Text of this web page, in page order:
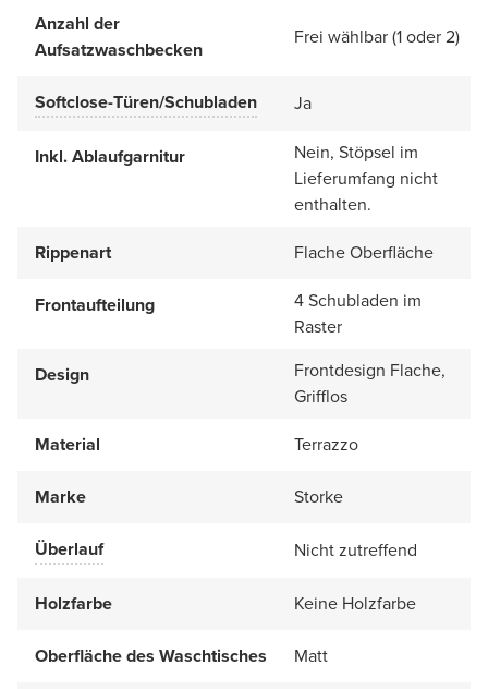
Anzahl der
Aufsatzwaschbecken
Frei wählbar (1 oder 2)
Softclose-Türen/Schubladen Ja
Inkl. Ablaufgarnitur
Nein, Stöpsel im
Lieferumfang nicht
enthalten.
Rippenart
Flache Oberfläche
Frontaufteilung
4 Schubladen im
Raster
Design
Frontdesign Flache,
Grifflos
Material
Terrazzo
Marke Storke
Überlauf Nicht zutreffend
Holzfarbe Keine Holzfarbe
Oberfläche des Waschtisches Matt